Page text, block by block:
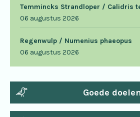
Temmincks Strandloper / Calidris
06 augustus 2026
Regenwulp / Numenius phaeopus
06 augustus 2026
Goede